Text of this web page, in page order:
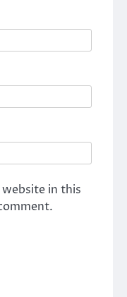
website in this